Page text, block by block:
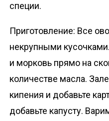
специи.
Приготовление: Все
некрупными
и морковь прямо на
количестве масла.
кипения и добавьте
добавьте капусту.